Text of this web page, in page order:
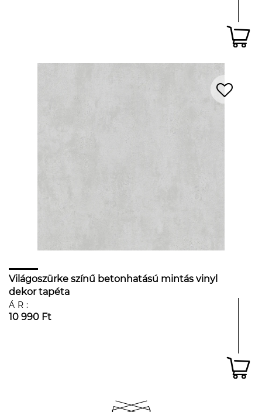
Világoszürke színű betonhatású mintás vinyl
dekor tapéta
ÁR:
10 990 Ft